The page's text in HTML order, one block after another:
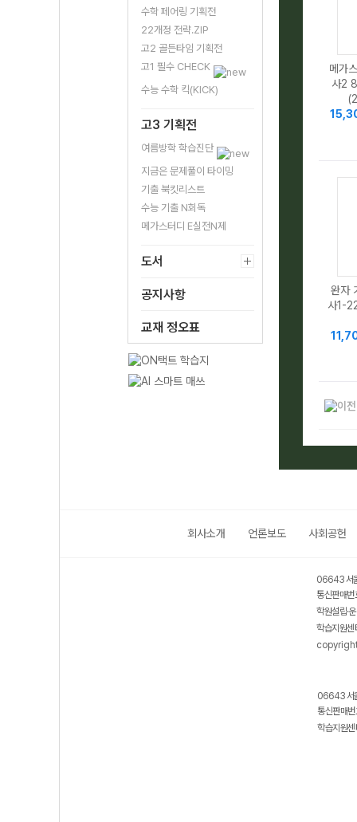
수학 페어링 기획전
22개정 전략.ZIP
고2 골든타임 기획전
고1 필수 CHECK
수능 수학 킥(KICK)
고3 기획전
여름방학 학습진단
지금은 문제풀이 타이밍
기출 북킷리스트
수능 기출 N회독
메가스터디 E실전N제
도서
공지사항
교재 정오표
메가
사2
완자
사1-
회사소개 언론보도 사회공헌
06643 서
통신판매
학원설립·
학습지원
06643 서
통신판매
학습지원